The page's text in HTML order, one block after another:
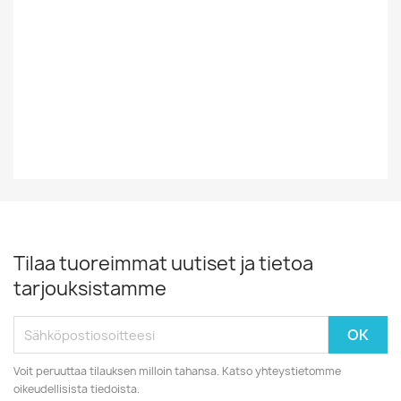
Tilaa tuoreimmat uutiset ja tietoa
tarjouksistamme
Voit peruuttaa tilauksen milloin tahansa. Katso yhteystietomme
oikeudellisista tiedoista.